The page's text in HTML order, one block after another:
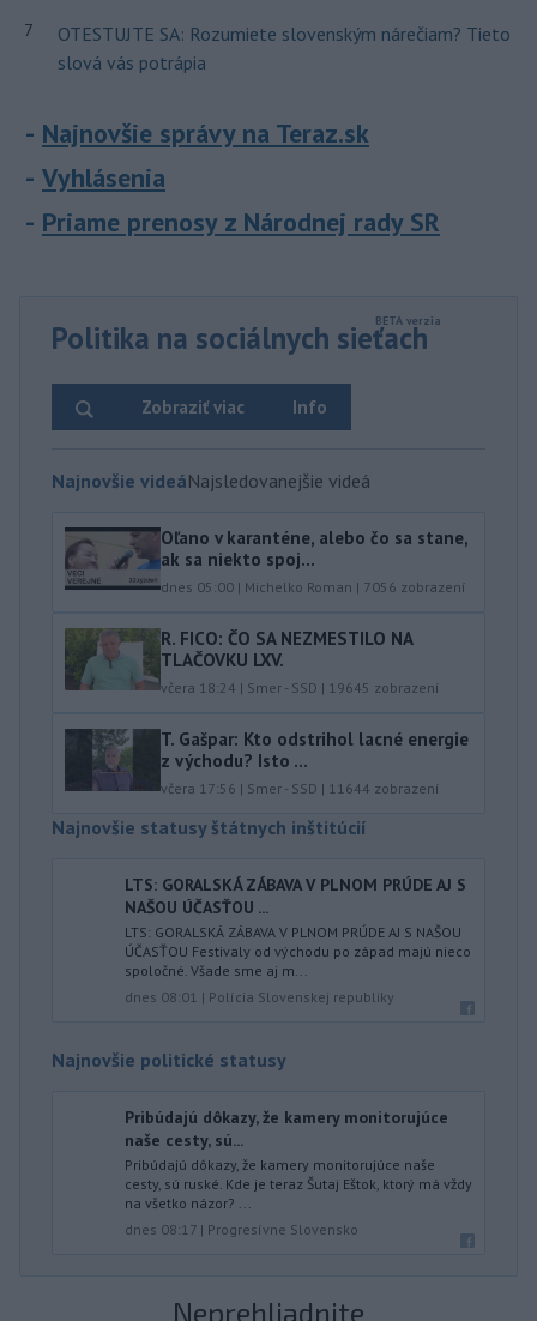
7
OTESTUJTE SA: Rozumiete slovenským nárečiam? Tieto
slová vás potrápia
Najnovšie správy na Teraz.sk
Vyhlásenia
Priame prenosy z Národnej rady SR
Politika na sociálnych sieťach
Info
Zobraziť viac
Najnovšie videáNajsledovanejšie videá
Oľano v karanténe, alebo čo sa stane,
ak sa niekto spoj...
dnes 05:00 | Michelko Roman | 7056 zobrazení
R. FICO: ČO SA NEZMESTILO NA
TLAČOVKU LXV.
včera 18:24 | Smer - SSD | 19645 zobrazení
T. Gašpar: Kto odstrihol lacné energie
z východu? Isto ...
včera 17:56 | Smer - SSD | 11644 zobrazení
Najnovšie statusy štátnych inštitúcií
LTS: GORALSKÁ ZÁBAVA V PLNOM PRÚDE AJ S
NAŠOU ÚČASŤOU ...
LTS: GORALSKÁ ZÁBAVA V PLNOM PRÚDE AJ S NAŠOU
ÚČASŤOU Festivaly od východu po západ majú nieco
spoločné. Všade sme aj m...
dnes 08:01 | Polícia Slovenskej republiky
Najnovšie politické statusy
Pribúdajú dôkazy, že kamery monitorujúce
naše cesty, sú...
Pribúdajú dôkazy, že kamery monitorujúce naše
cesty, sú ruské. Kde je teraz Šutaj Eštok, ktorý má vždy
na všetko názor? ...
dnes 08:17 | Progresívne Slovensko
Neprehliadnite